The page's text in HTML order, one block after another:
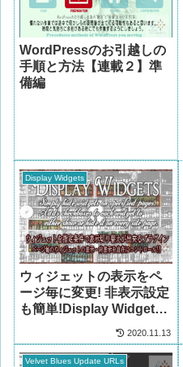
WordPressのお引越しの
手順と方法【連載２】準
備編
Display Widgets
ウィジェットの表示をペ
ージ毎に変更! 非表示設定
も簡単!Display Widgets
2020.11.13
Velvet Blues Update URLs